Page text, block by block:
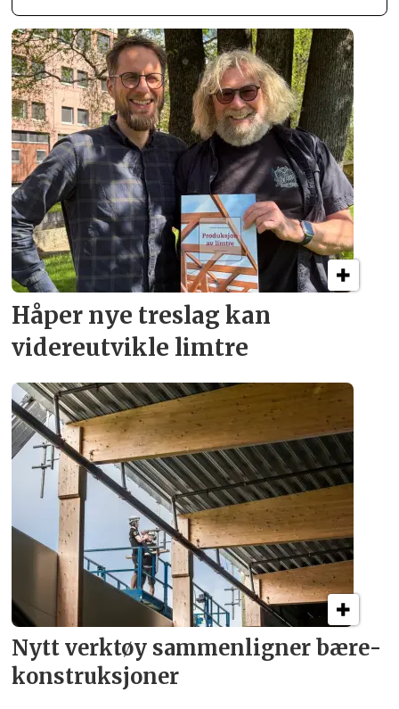
Håper nye treslag kan
videreutvikle limtre
Nytt verktøy sammenligner bære­
konstruksjoner